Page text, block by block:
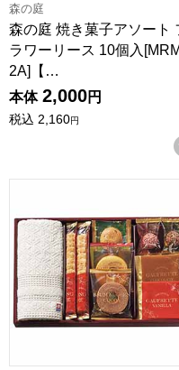
森の庭
森の庭 焼き菓子アソート
ラワーリース 10個入
2A]【…
本体 2,000円
税込 2,160円